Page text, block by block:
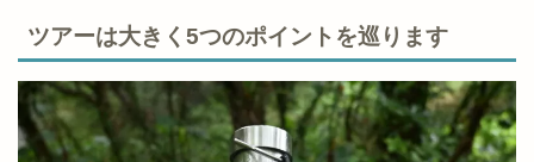
ツアーは大きく5つのポイントを巡ります